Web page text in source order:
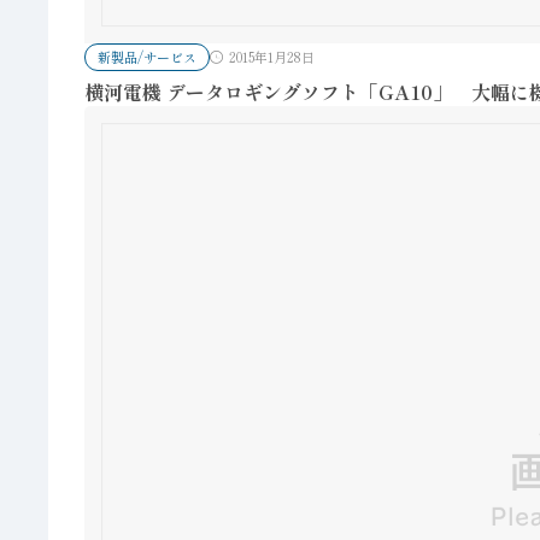
新製品/サービス 2015年1月28日
横河電機 データロギングソフト「GA10」 大幅に